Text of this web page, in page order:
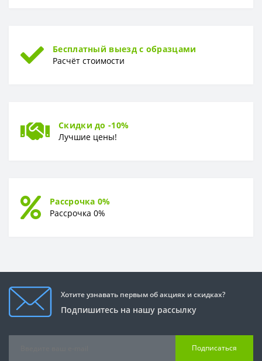
Бесплатный выезд с образцами
Расчёт стоимости
Скидки до -10%
Лучшие цены!
Рассрочка 0%
Рассрочка 0%
Хотите узнавать первым об акциях и скидках?
Подпишитесь на нашу рассылку
Подписаться